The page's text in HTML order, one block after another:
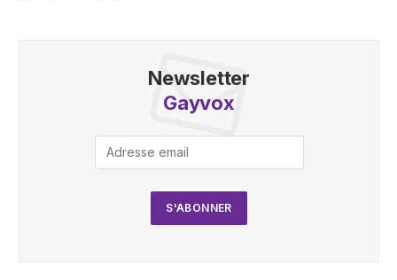
Newsletter
Gayvox